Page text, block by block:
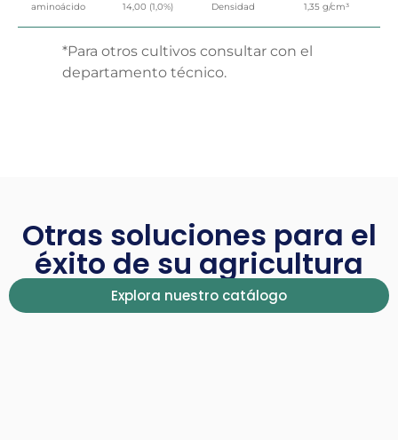
aminoácido 14,00 (1,0%) Densidad 1,35 g/cm³
*Para otros cultivos consultar con el
departamento técnico.
Otras soluciones para el
éxito de su agricultura
Explora nuestro catálogo